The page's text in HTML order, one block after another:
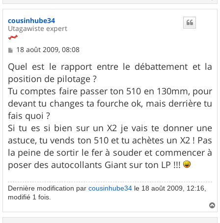
a
cousinhube34
Utagawiste expert
M
s
s
a
g
e
18 août 2009, 08:08
Quel est le rapport entre le débattement et la
position de pilotage ?
Tu comptes faire passer ton 510 en 130mm, pour
devant tu changes ta fourche ok, mais derrière tu
fais quoi ?
Si tu es si bien sur un X2 je vais te donner une
astuce, tu vends ton 510 et tu achètes un X2 ! Pas
la peine de sortir le fer à souder et commencer à
poser des autocollants Giant sur ton LP !!!
Dernière modification par cousinhube34 le 18 août 2009, 12:16,
modifié 1 fois.
a